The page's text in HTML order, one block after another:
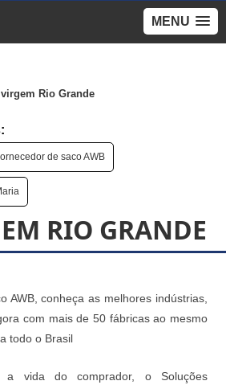
MENU
Rio Grande
de saco AWB
RIO GRANDE
AWB, conheça as melhores indústrias,
com mais de 50 fábricas ao mesmo
todo o Brasil
a vida do comprador, o Soluções